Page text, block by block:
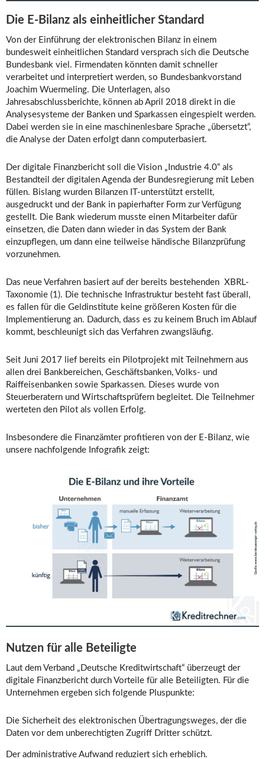
Die E-Bilanz als einheitlicher Standard
Von der Einführung der elektronischen Bilanz in einem
bundesweit einheitlichen Standard versprach sich die Deutsche
Bundesbank viel. Firmendaten könnten damit schneller
verarbeitet und interpretiert werden, so Bundesbankvorstand
Joachim Wuermeling. Die Unterlagen, also
Jahresabschlussberichte, können ab April 2018 direkt in die
Analysesysteme der Banken und Sparkassen eingespielt werden.
Dabei werden sie in eine maschinenlesbare Sprache „übersetzt“,
die Analyse der Daten erfolgt dann computerbasiert.
Der digitale Finanzbericht soll die Vision „Industrie 4.0“ als
Bestandteil der digitalen Agenda der Bundesregierung mit Leben
füllen. Bislang wurden Bilanzen IT-unterstützt erstellt,
ausgedruckt und der Bank in papierhafter Form zur Verfügung
gestellt. Die Bank wiederum musste einen Mitarbeiter dafür
einsetzen, die Daten dann wieder in das System der Bank
einzupflegen, um dann eine teilweise händische Bilanzprüfung
vorzunehmen.
Das neue Verfahren basiert auf der bereits bestehenden XBRL-
Taxonomie (1). Die technische Infrastruktur besteht fast überall,
es fallen für die Geldinstitute keine größeren Kosten für die
Implementierung an. Dadurch, dass es zu keinem Bruch im Ablauf
kommt, beschleunigt sich das Verfahren zwangsläufig.
Seit Juni 2017 lief bereits ein Pilotprojekt mit Teilnehmern aus
allen drei Bankbereichen, Geschäftsbanken, Volks- und
Raiffeisenbanken sowie Sparkassen. Dieses wurde von
Steuerberatern und Wirtschaftsprüfern begleitet. Die Teilnehmer
werteten den Pilot als vollen Erfolg.
Insbesondere die Finanzämter profitieren von der E-Bilanz, wie
unsere nachfolgende Infografik zeigt:
Nutzen für alle Beteiligte
Laut dem Verband „Deutsche Kreditwirtschaft“ überzeugt der
digitale Finanzbericht durch Vorteile für alle Beteiligten. Für die
Unternehmen ergeben sich folgende Pluspunkte:
Die Sicherheit des elektronischen Übertragungsweges, der die
Daten vor dem unberechtigten Zugriff Dritter schützt.
Der administrative Aufwand reduziert sich erheblich.